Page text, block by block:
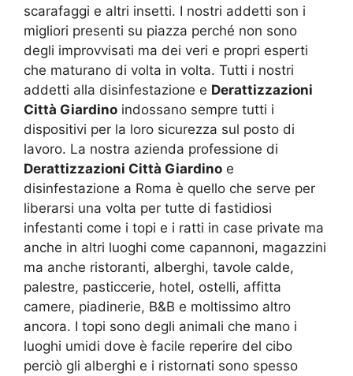
scarafaggi e altri insetti. I nostri addetti son i
migliori presenti su piazza perché non sono
degli improvvisati ma dei veri e propri esperti
che maturano di volta in volta. Tutti i nostri
addetti alla disinfestazione e Derattizzazioni
Città Giardino indossano sempre tutti i
dispositivi per la loro sicurezza sul posto di
lavoro. La nostra azienda professione di
Derattizzazioni Città Giardino e
disinfestazione a Roma è quello che serve per
liberarsi una volta per tutte di fastidiosi
infestanti come i topi e i ratti in case private ma
anche in altri luoghi come capannoni, magazzini
ma anche ristoranti, alberghi, tavole calde,
palestre, pasticcerie, hotel, ostelli, affitta
camere, piadinerie, B&B e moltissimo altro
ancora. I topi sono degli animali che mano i
luoghi umidi dove è facile reperire del cibo
perciò gli alberghi e i ristornati sono spesso